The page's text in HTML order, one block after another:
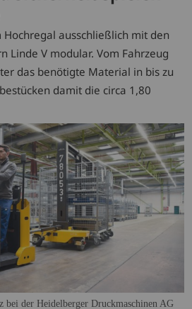
ausschließlich mit den
Linde V modular. Vom Fahrzeug
das benötigte Material in bis zu
damit die circa 1,80
bei der Heidelberger Druckmaschinen AG